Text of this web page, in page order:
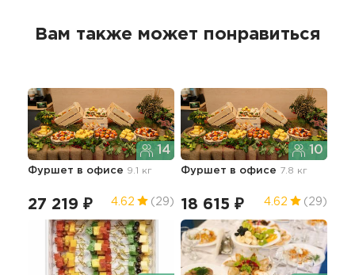
Вам также может понравиться
14
Фуршет в офисе 9.1 кг
27 219 ₽ 4.62 (29)
10
Фуршет в офисе 7.8 кг
18 615 ₽ 4.62 (29)